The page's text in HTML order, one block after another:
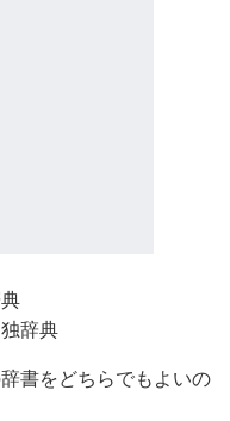
辞典
書をどちらでもよいの